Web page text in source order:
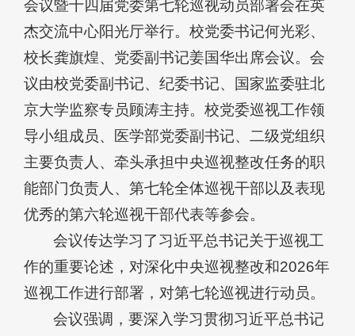
会议暨十四届党委第七轮巡视动员部署会在英
杰交流中心阳光厅举行。校党委书记何光彩、
校长龚旗煌、党委副书记姜国华出席会议。会
议由校党委副书记、纪委书记、国家监委驻北
京大学监察专员顾涛主持。校党委巡视工作领
导小组成员、医学部党委副书记、二级党组织
主要负责人、牵头承担中央巡视整改任务的职
能部门负责人、第七轮全体巡视干部以及表现
优秀的第六轮巡视干部代表等参会。
会议传达学习了习近平总书记关于巡视工
作的重要论述，对深化中央巡视整改和2026年
巡视工作进行部署，对第七轮巡视进行动员。
会议强调，要深入学习贯彻习近平总书记